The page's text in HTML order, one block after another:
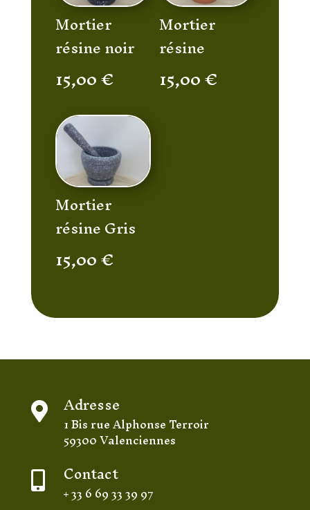
Mortier
résine noir
15,00€
Mortier
résine
15,00€
Mortier
résine Gris
15,00€
 Adresse
1 Bis rue Alphonse Terroir
59300 Valenciennes
 Contact
+ 33 6 69 33 39 97